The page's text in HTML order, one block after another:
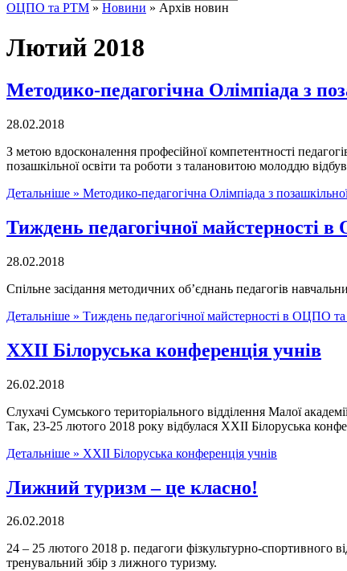
ОЦПО та РТМ » Новини » Архів новин
Лютий 2018
Методико-педагогічна Олімпіада з
28.02.2018
З метою вдосконалення професійної компетентності
позашкільної освіти та роботи з талановитою молоддю
Детальніше » Методико-педагогічна Олімпіада з
Тиждень педагогічної
28.02.2018
Спільне засідання методичних об’єднань педагогів
Детальніше » Тиждень педагогічної майстерності в ОЦПО
ХХІІ Білоруська конференція учнів
26.02.2018
Слухачі Сумського територіального відділення Малої
Так, 23-25 лютого 2018 року відбулася ХХІІ Білоруська
Детальніше » ХХІІ Білоруська конференція учнів
Лижний туризм – це класно!
26.02.2018
24 – 25 лютого 2018 р. педагоги фізкультурно-спортивного
тренувальний збір з лижного туризму.